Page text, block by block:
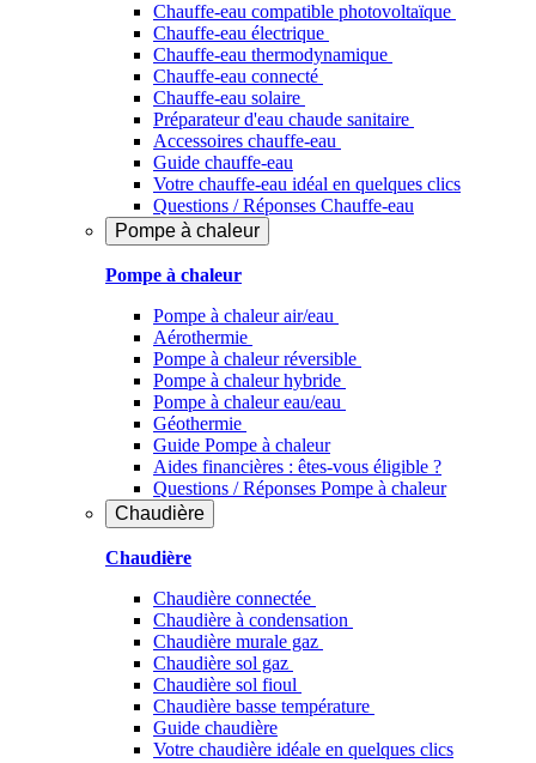
Chauffe-eau compatible photovoltaïque
Chauffe-eau électrique
Chauffe-eau thermodynamique
Chauffe-eau connecté
Chauffe-eau solaire
Préparateur d'eau chaude sanitaire
Accessoires chauffe-eau
Guide chauffe-eau
Votre chauffe-eau idéal en quelques clics
Questions / Réponses Chauffe-eau
Pompe à chaleur
Pompe à chaleur
Pompe à chaleur air/eau
Aérothermie
Pompe à chaleur réversible
Pompe à chaleur hybride
Pompe à chaleur​ eau/eau
Géothermie
Guide Pompe à chaleur
Aides financières : êtes-vous éligible ?
Questions / Réponses Pompe à chaleur
Chaudière
Chaudière
Chaudière connectée
Chaudière à condensation
Chaudière murale gaz
Chaudière sol gaz
Chaudière sol fioul
Chaudière basse température
Guide chaudière
Votre chaudière idéale en quelques clics